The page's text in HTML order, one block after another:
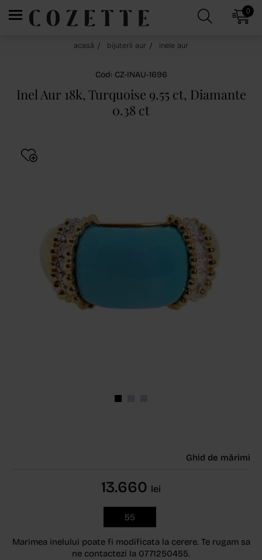
0
acasă bijuterii aur inele aur
Cod: CZ-INAU-1696
Inel Aur 18k, Turquoise 9.55 ct, Diamante
0.38 ct
Ghid de mărimi
13.660 lei
55
Marimea inelului poate fi modificata la cerere. Te rugam sa
ne contactezi la 0771250455.